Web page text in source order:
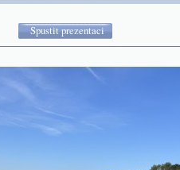
Spustit prezentaci